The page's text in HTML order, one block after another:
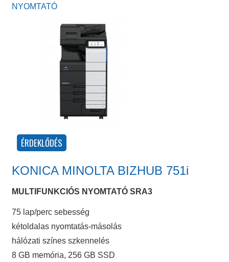
NYOMTATÓ
KONICA MINOLTA BIZHUB 751i
MULTIFUNKCIÓS NYOMTATÓ SRA3
75 lap/perc sebesség
kétoldalas nyomtatás-másolás
hálózati színes szkennelés
8 GB memória, 256 GB SSD